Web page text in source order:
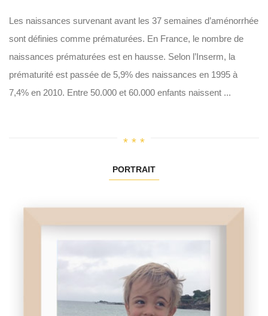
Les naissances survenant avant les 37 semaines d’aménorrhée
sont définies comme prématurées. En France, le nombre de
naissances prématurées est en hausse. Selon l’Inserm, la
prématurité est passée de 5,9% des naissances en 1995 à
7,4% en 2010. Entre 50.000 et 60.000 enfants naissent ...
PORTRAIT